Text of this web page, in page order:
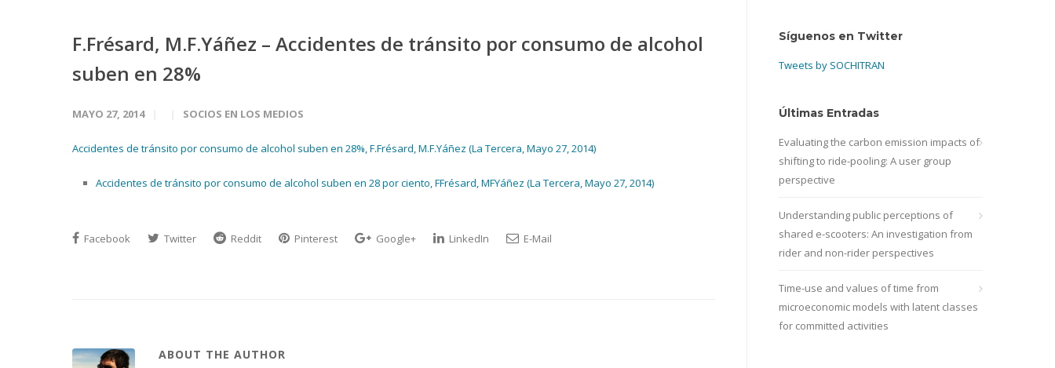
F.Frésard, M.F.Yáñez – Accidentes de tránsito por consumo de alcohol
suben en 28%
MAYO 27, 2014 SOCIOS EN LOS MEDIOS
Accidentes de tránsito por consumo de alcohol suben en 28%, F.Frésard, M.F.Yáñez (La Tercera, Mayo 27, 2014)
Accidentes de tránsito por consumo de alcohol suben en 28 por ciento, FFrésard, MFYáñez (La Tercera, Mayo 27, 2014)
Facebook Twitter Reddit Pinterest Google+ LinkedIn E-Mail
ABOUT THE AUTHOR
Síguenos en Twitter
Tweets by SOCHITRAN
Últimas Entradas
Evaluating the carbon emission impacts of
shifting to ride-pooling: A user group
perspective
Understanding public perceptions of
shared e-scooters: An investigation from
rider and non-rider perspectives
Time-use and values of time from
microeconomic models with latent classes
for committed activities